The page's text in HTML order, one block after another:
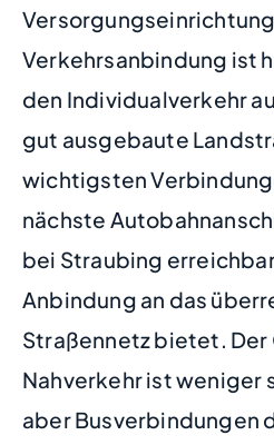
Verkehrsanbindung ist
den Individualverkehr
gut ausgebaute
wichtigsten
nächste
bei Straubing
Anbindung an das
Straßennetz bietet.
Nahverkehr ist weniger
aber Busverbindungen